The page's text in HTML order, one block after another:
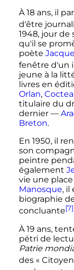
À 18 ans, il
d'être
1948, jour de
qu'il se
poète
fenêtre d'un
jeune à la
livres en
Orlan,
titulaire du
dernier —
Breton.
En 1950, il
son
peintre
également
vie une
Manosque, il
biographie
concluante[7]
À 19 ans,
pétri de
Patrie
des «